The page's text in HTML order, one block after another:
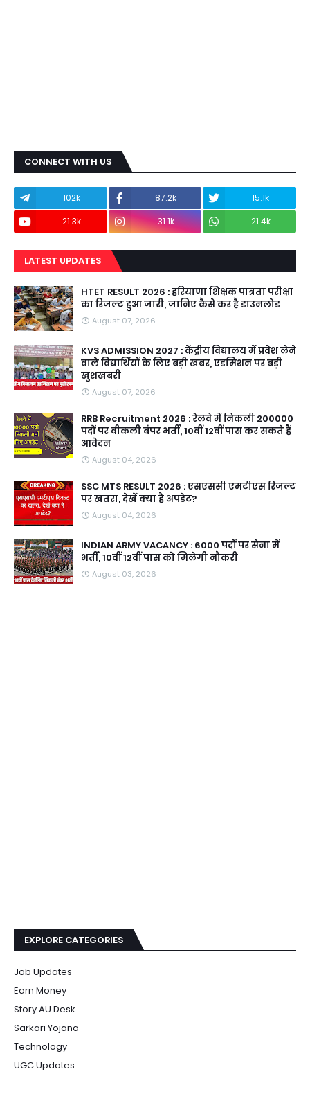
CONNECT WITH US
102k 87.2k
15.1k
21.3k
31.1k 21.4k
LATEST UPDATES
HTET RESULT 2026 : हरियाणा शिक्षक पात्रता परीक्षा
का रिजल्ट हुआ जारी, जानिए कैसे कर है डाउनलोड
August 07, 2026
KVS ADMISSION 2027 : केंद्रीय विद्यालय में प्रवेश लेने
वाले विद्यार्थियों के लिए बड़ी खबर, एडमिशन पर बड़ी
खुशखबरी
August 07, 2026
RRB Recruitment 2026 : रेलवे में निकली 200000
पदों पर वीकली बंपर भर्ती, 10वीं 12वीं पास कर सकते हैं
आवेदन
August 04, 2026
SSC MTS RESULT 2026 : एसएससी एमटीएस रिजल्ट
पर खतरा, देखें क्या है अपडेट?
August 04, 2026
INDIAN ARMY VACANCY : 6000 पदों पर सेना में
भर्ती, 10वीं 12वीं पास को मिलेगी नौकरी
August 03, 2026
EXPLORE CATEGORIES
Job Updates
Earn Money
Story AU Desk
Sarkari Yojana
Technology
UGC Updates